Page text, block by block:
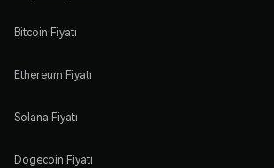
Bitcoin Fiyatı
Ethereum Fiyatı
Solana Fiyatı
Dogecoin Fiyatı